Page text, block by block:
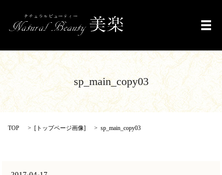
メ
sp_main_copy03
TOP [ トップページ画像] sp_main_copy03